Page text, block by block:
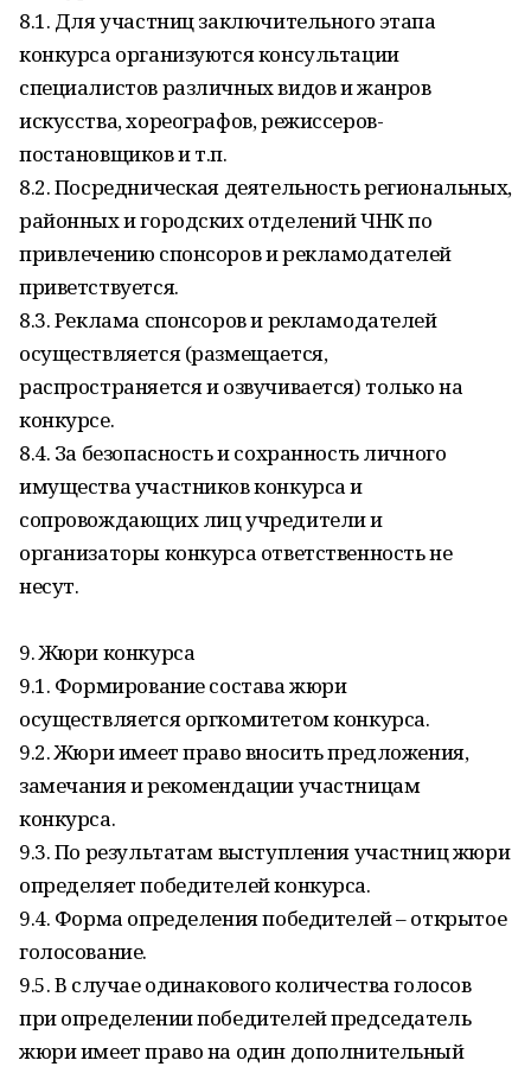
8.1. Для участниц заключительного этапа
конкурса организуются консультации
специалистов различных видов и жанров
искусства, хореографов, режиссеров-
постановщиков и т.п.
8.2. Посредническая деятельность региональных,
районных и городских отделений ЧНК по
привлечению спонсоров и рекламодателей
приветствуется.
8.3. Реклама спонсоров и рекламодателей
осуществляется (размещается,
распространяется и озвучивается) только на
конкурсе.
8.4. За безопасность и сохранность личного
имущества участников конкурса и
сопровождающих лиц учредители и
организаторы конкурса ответственность не
несут.
9. Жюри конкурса
9.1. Формирование состава жюри
осуществляется оргкомитетом конкурса.
9.2. Жюри имеет право вносить предложения,
замечания и рекомендации участницам
конкурса.
9.3. По результатам выступления участниц жюри
определяет победителей конкурса.
9.4. Форма определения победителей – открытое
голосование.
9.5. В случае одинакового количества голосов
при определении победителей председатель
жюри имеет право на один дополнительный